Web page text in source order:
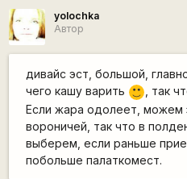
yolochka
Автор
дивайс эст, большой,
чего кашу варить
:)
, так
Если жара одолеет, можем
вороничей, так что в
выберем, если раньше
побольше палаткомест.